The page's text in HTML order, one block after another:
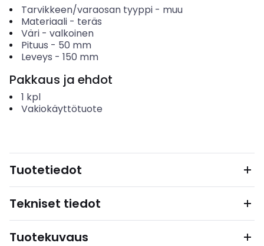
Tarvikkeen/varaosan tyyppi- muu
Materiaali- teräs
Väri- valkoinen
Pituus - 50 mm
Leveys - 150 mm
Pakkaus ja ehdot
1 kpl
Vakiokäyttötuote
Tuotetiedot
Tekniset tiedot
Tuotekuvaus